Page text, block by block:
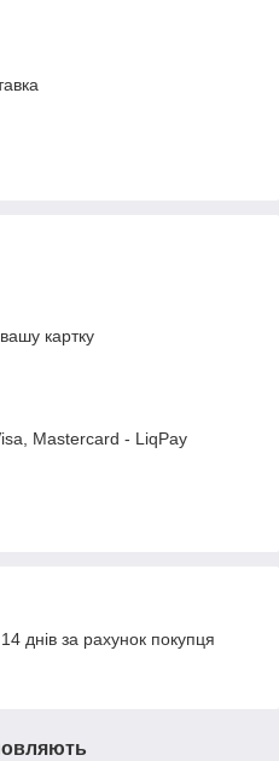
картку
Mastercard - LiqPay
днів за рахунок покупця